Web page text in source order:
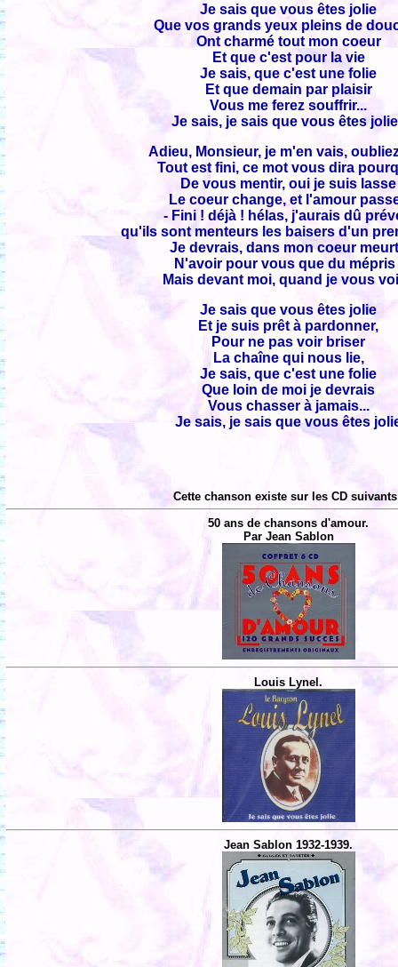
Je sais que vous êtes jolie
Que vos grands yeux pleins de
Ont charmé tout mon coeur
Et que c'est pour la vie
Je sais, que c'est une folie
Et que demain par plaisir
Vous me ferez souffrir...
Je sais, je sais que vous êtes
Adieu, Monsieur, je m'en vais,
Tout est fini, ce mot vous dira
De vous mentir, oui je suis lasse
Le coeur change, et l'amour
- Fini ! déjà ! hélas, j'aurais dû
qu'ils sont menteurs les baisers d'un
Je devrais, dans mon coeur
N'avoir pour vous que du mépris
Mais devant moi, quand je vous
Je sais que vous êtes jolie
Et je suis prêt à pardonner,
Pour ne pas voir briser
La chaîne qui nous lie,
Je sais, que c'est une folie
Que loin de moi je devrais
Vous chasser à jamais...
Je sais, je sais que vous êtes
Cette chanson existe sur les CD
50 ans de chansons d'amour.
Par Jean Sablon
Louis Lynel.
Jean Sablon 1932-1939.